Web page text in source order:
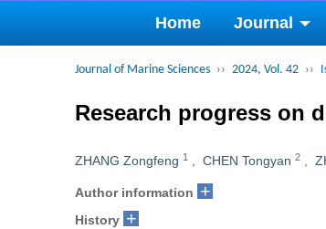
Home Journal
Journal of Marine Sciences ›› 2024, Vol. 42 ››
Research progress on
ZHANG Zongfeng 1 CHEN Tongyan 2
Author information +
History +